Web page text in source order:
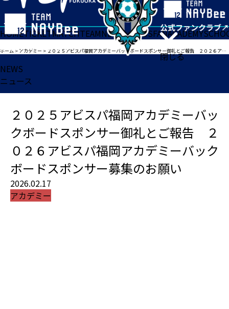
閉じる
HOMETICKETMATCHTEAMNEWSGOODSFANACADEMY
ホーム > アカデミー > ２０２５アビスパ福岡アカデミーバックボードスポンサー御礼とご報告 ２０２６アビスパ福岡アカデミーバックボードスポンサー募集のお願い
NEWS
ニュース
２０２５アビスパ福岡アカデミーバッ
クボードスポンサー御礼とご報告 ２
０２６アビスパ福岡アカデミーバック
ボードスポンサー募集のお願い
2026.02.17
アカデミー